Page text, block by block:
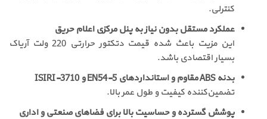
کنترلی.
عملکرد مستقل بدون نیاز به پنل مرکزی اعلام حریق
این مزیت باعث شده قیمت دتکتور حرارتی 220 ولت آریاک
بسیار اقتصادی باشد.
بدنه ABS مقاوم و استانداردهای EN54-5 و ISIRI-3710
تضمین‌کننده کیفیت و طول عمر بالا.
پوشش گسترده و حساسیت بالا برای فضاهای صنعتی و اداری